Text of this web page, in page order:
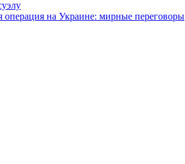
операция на Украине: мирные переговоры